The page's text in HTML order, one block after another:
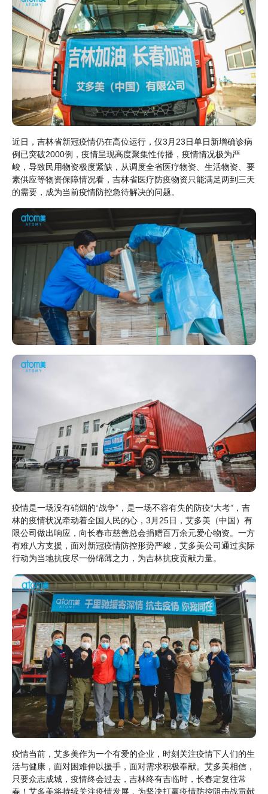
近日，吉林省新冠疫情仍在高位运行，仅3月23日单日新增确诊病
例已突破2000例，疫情呈现高度聚集性传播，疫情情况极为严
峻，导致民用物资极度紧缺，从调度全省医疗物资、生活物资、要
素供应等物资保障情况看，吉林省医疗防疫物资只能满足两到三天
的需要，成为当前疫情防控急待解决的问题。
疫情是一场没有硝烟的“战争”，是一场不容有失的防疫“大考”，吉
林的疫情状况牵动着全国人民的心，3月25日，艾多美（中国）有
限公司做出响应，向长春市慈善总会捐赠百万余元爱心物资。一方
有难八方支援，面对新冠疫情防控形势严峻，艾多美公司通过实际
行动为当地抗疫尽一份绵薄之力，为吉林抗疫贡献力量。
疫情当前，艾多美作为一个有爱的企业，时刻关注疫情下人们的生
活与健康，面对困难伸以援手，面对需求积极奉献。艾多美相信，
只要众志成城，疫情终会过去，吉林终有吉临时，长春定复往常
春！艾多美将持续关注疫情发展，为坚决打赢疫情防控阻击战贡献